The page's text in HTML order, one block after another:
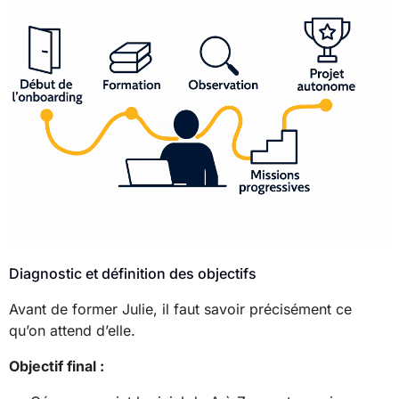
Diagnostic et définition des objectifs
Avant de former Julie, il faut savoir précisément ce
qu’on attend d’elle.
Objectif final :